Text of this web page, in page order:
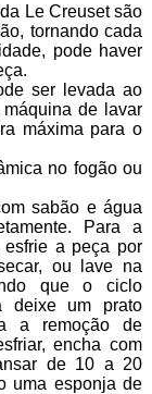
Le Creuset são
tornando cada
pode haver
ser levada ao
máquina de lavar
máxima para o
no fogão ou
sabão e água
Para a
a peça por
ou lave na
que o ciclo
deixe um prato
a remoção de
encha com
de 10 a 20
uma esponja de